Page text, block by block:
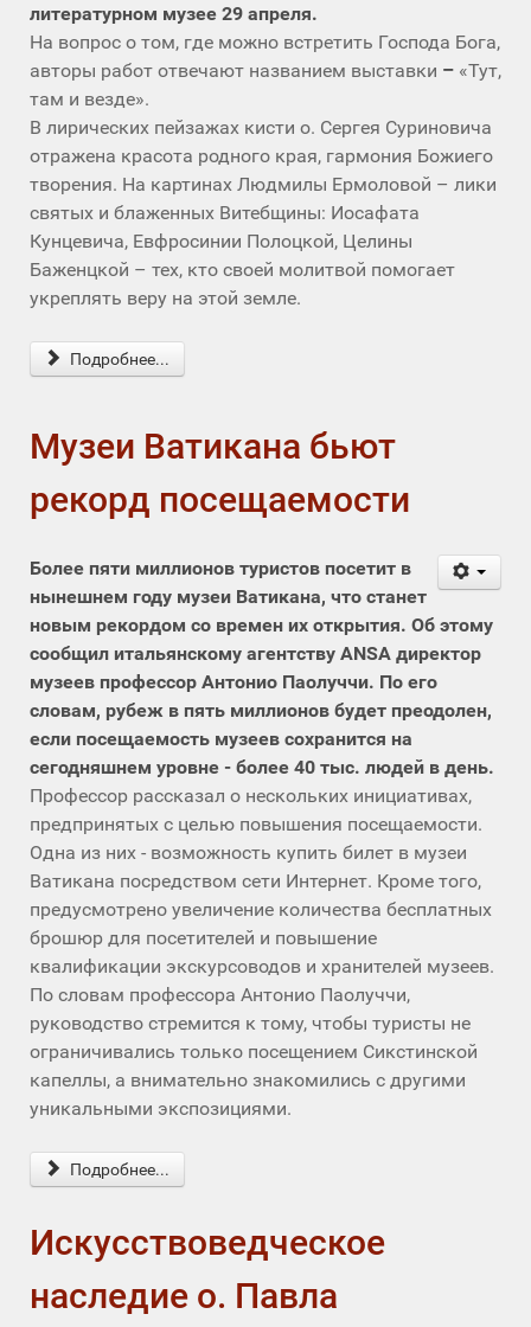
литературном музее 29 апреля.
На вопрос о том, где можно встретить Господа Бога,
авторы работ отвечают названием выставки – «Тут,
там и везде».
В лирических пейзажах кисти о. Сергея Суриновича
отражена красота родного края, гармония Божиего
творения. На картинах Людмилы Ермоловой – лики
святых и блаженных Витебщины: Иосафата
Кунцевича, Евфросинии Полоцкой, Целины
Баженцкой – тех, кто своей молитвой помогает
укреплять веру на этой земле.
Подробнее...
Музеи Ватикана бьют
рекорд посещаемости
Более пяти миллионов туристов посетит в
нынешнем году музеи Ватикана, что станет
новым рекордом со времен их открытия. Об этому
сообщил итальянскому агентству ANSA директор
музеев профессор Антонио Паолуччи. По его
словам, рубеж в пять миллионов будет преодолен,
если посещаемость музеев сохранится на
сегодняшнем уровне - более 40 тыс. людей в день.
Профессор рассказал о нескольких инициативах,
предпринятых с целью повышения посещаемости.
Одна из них - возможность купить билет в музеи
Ватикана посредством сети Интернет. Кроме того,
предусмотрено увеличение количества бесплатных
брошюр для посетителей и повышение
квалификации экскурсоводов и хранителей музеев.
По словам профессора Антонио Паолуччи,
руководство стремится к тому, чтобы туристы не
ограничивались только посещением Сикстинской
капеллы, а внимательно знакомились с другими
уникальными экспозициями.
Подробнее...
Искусствоведческое
наследие о. Павла